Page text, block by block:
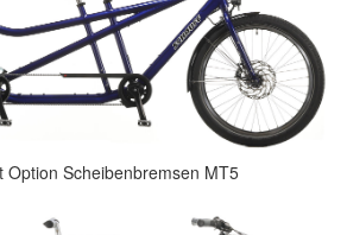
Option Scheibenbremsen MT5